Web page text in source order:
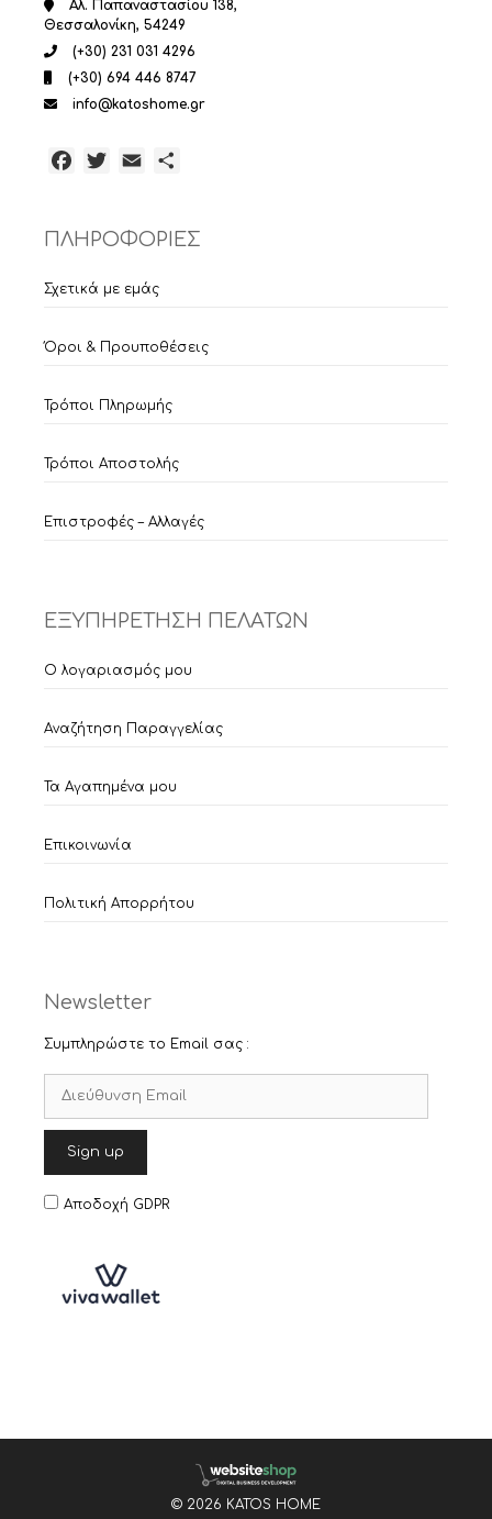
Αλ. Παπαναστασίου 138,
Θεσσαλονίκη, 54249
(+30) 231 031 4296
(+30) 694 446 8747
info@katoshome.gr
Facebook
TwitterEmail
ΠΛΗΡΟΦΟΡΙΕΣ
Σχετικά με εμάς
Όροι & Προυποθέσεις
Τρόποι Πληρωμής
Τρόποι Αποστολής
Επιστροφές – Αλλαγές
ΕΞΥΠΗΡΕΤΗΣΗ ΠΕΛΑΤΩΝ
Ο λογαριασμός μου
Αναζήτηση Παραγγελίας
Τα Αγαπημένα μου
Επικοινωνία
Πολιτική Απορρήτου
Newsletter
Συμπληρώστε το Email σας :
Αποδοχή GDPR
© 2026 KATOS HOME